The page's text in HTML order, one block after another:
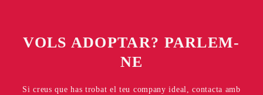
VOLS ADOPTAR? PARLEM-
NE
Si creus que has trobat el teu company ideal, contacta amb